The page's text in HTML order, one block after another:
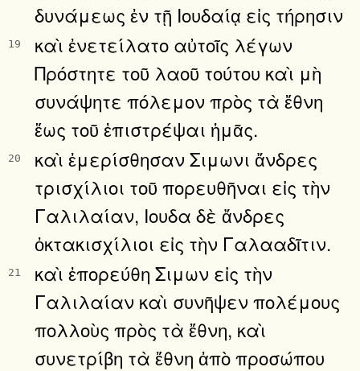
δυνάμεως ἐν τῇ Ιουδαίᾳ εἰς τήρησιν
19
καὶ ἐνετείλατο αὐτοῖς λέγων
Πρόστητε τοῦ λαοῦ τούτου καὶ μὴ
συνάψητε πόλεμον πρὸς τὰ ἔθνη
ἕως τοῦ ἐπιστρέψαι ἡμᾶς.
20
καὶ ἐμερίσθησαν Σιμωνι ἄνδρες
τρισχίλιοι τοῦ πορευθῆναι εἰς τὴν
Γαλιλαίαν, Ιουδα δὲ ἄνδρες
ὀκτακισχίλιοι εἰς τὴν Γαλααδῖτιν.
21
καὶ ἐπορεύθη Σιμων εἰς τὴν
Γαλιλαίαν καὶ συνῆψεν πολέμους
πολλοὺς πρὸς τὰ ἔθνη, καὶ
συνετρίβη τὰ ἔθνη ἀπὸ προσώπου